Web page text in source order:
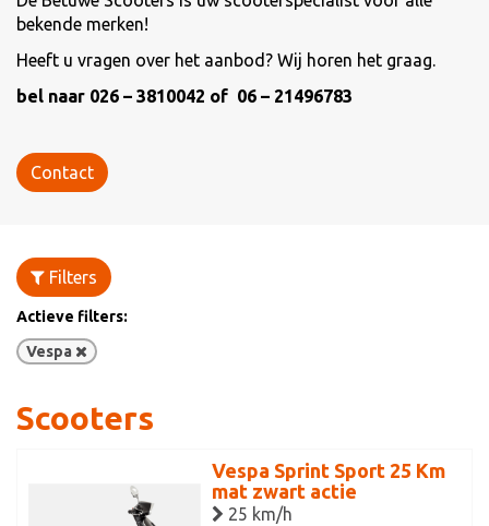
bekende merken!
Heeft u vragen over het aanbod? Wij horen het graag.
bel naar 026 – 3810042 of 06 – 21496783
Contact
Filters
Actieve filters:
Vespa
Scooters
Vespa Sprint Sport 25 Km
mat zwart actie
25 km/h